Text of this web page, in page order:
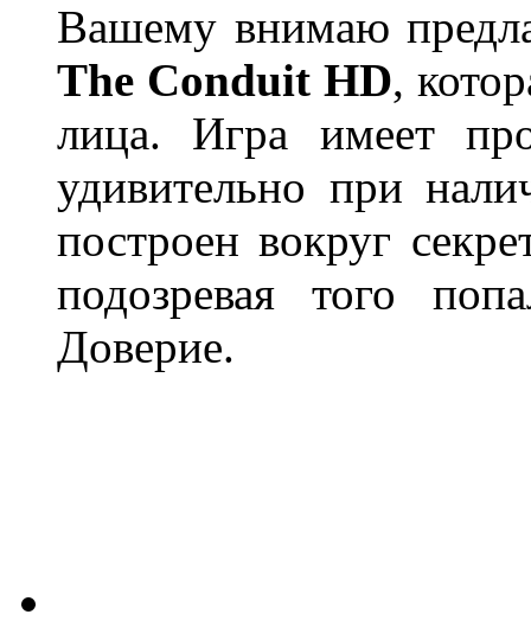
Вашему внимаю
The Conduit HD,
лица. Игра имеет
удивительно при
построен вокруг
подозревая того
Доверие.